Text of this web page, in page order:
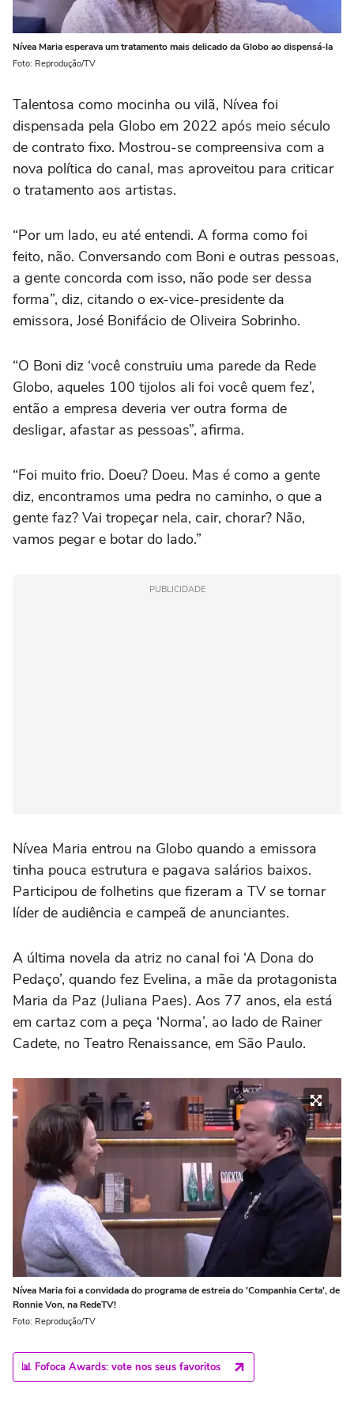
Nívea Maria esperava um tratamento mais delicado da Globo ao dispensá-la
Foto: Reprodução/TV
Talentosa como mocinha ou vilã, Nívea foi
dispensada pela Globo em 2022 após meio século
de contrato fixo. Mostrou-se compreensiva com a
nova política do canal, mas aproveitou para criticar
o tratamento aos artistas.
“Por um lado, eu até entendi. A forma como foi
feito, não. Conversando com Boni e outras pessoas,
a gente concorda com isso, não pode ser dessa
forma”, diz, citando o ex-vice-presidente da
emissora, José Bonifácio de Oliveira Sobrinho.
“O Boni diz ‘você construiu uma parede da Rede
Globo, aqueles 100 tijolos ali foi você quem fez’,
então a empresa deveria ver outra forma de
desligar, afastar as pessoas”, afirma.
“Foi muito frio. Doeu? Doeu. Mas é como a gente
diz, encontramos uma pedra no caminho, o que a
gente faz? Vai tropeçar nela, cair, chorar? Não,
vamos pegar e botar do lado.”
PUBLICIDADE
Nívea Maria entrou na Globo quando a emissora
tinha pouca estrutura e pagava salários baixos.
Participou de folhetins que fizeram a TV se tornar
líder de audiência e campeã de anunciantes.
A última novela da atriz no canal foi ‘A Dona do
Pedaço’, quando fez Evelina, a mãe da protagonista
Maria da Paz (Juliana Paes). Aos 77 anos, ela está
em cartaz com a peça ‘Norma’, ao lado de Rainer
Cadete, no Teatro Renaissance, em São Paulo.
Nívea Maria foi a convidada do programa de estreia do 'Companhia Certa', de
Ronnie Von, na RedeTV!
Foto: Reprodução/TV
📊 Fofoca Awards: vote nos seus favoritos